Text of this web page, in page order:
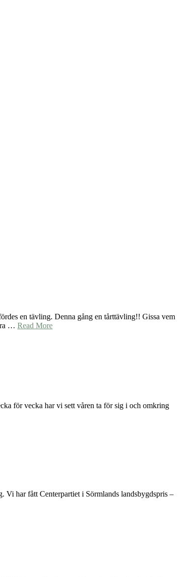
en tävling. Denna gång en tårttävling!! Gissa vem
… Read More
för vecka har vi sett våren ta för sig i och omkring
Vi har fått Centerpartiet i Sörmlands landsbygdspris –